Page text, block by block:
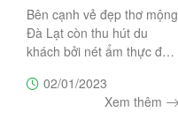
Bên cạnh vẻ đẹp thơ mộng
Đà Lạt còn thu hút du
khách bởi nét ẩm thực đa
nghiện". Team mê du lịch
Đà Lạt liệu đã bỏ túi cho
02/01/2023
Xem thêm